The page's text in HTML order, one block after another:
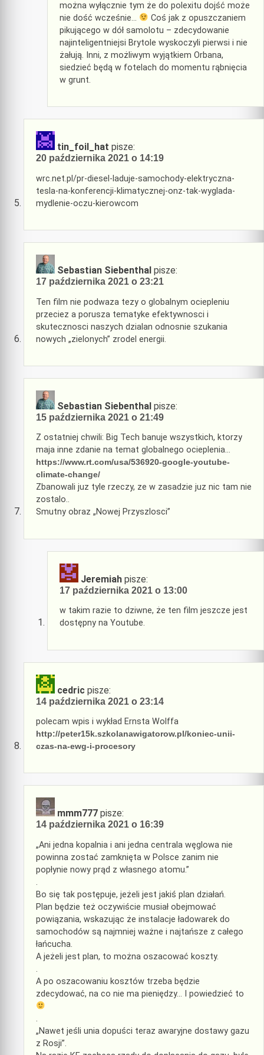
można wyłącznie tym że do polexitu dojść może
nie dość wcześnie…
Coś jak z opuszczaniem
pikującego w dół samolotu – zdecydowanie
najinteligentniejsi Brytole wyskoczyli pierwsi i nie
żałują. Inni, z możliwym wyjątkiem Orbana,
siedzieć będą w fotelach do momentu rąbnięcia
w grunt.
tin_foil_hat pisze:
20 października 2021 o 14:19
wrc.net.pl/pr-diesel-laduje-samochody-elektryczna-
tesla-na-konferencji-klimatycznej-onz-tak-wyglada-
mydlenie-oczu-kierowcom
Sebastian Siebenthal pisze:
17 października 2021 o 23:21
Ten film nie podwaza tezy o globalnym ociepleniu
przeciez a porusza tematyke efektywnosci i
skutecznosci naszych dzialan odnosnie szukania
nowych „zielonych” zrodel energii.
Sebastian Siebenthal pisze:
15 października 2021 o 21:49
Z ostatniej chwili: Big Tech banuje wszystkich, ktorzy
maja inne zdanie na temat globalnego ocieplenia…
https://www.rt.com/usa/536920-google-youtube-
climate-change/
Zbanowali juz tyle rzeczy, ze w zasadzie juz nic tam nie
zostalo..
Smutny obraz „Nowej Przyszlosci”
Jeremiah pisze:
17 października 2021 o 13:00
w takim razie to dziwne, że ten film jeszcze jest
dostępny na Youtube.
cedric pisze:
14 października 2021 o 23:14
polecam wpis i wykład Ernsta Wolffa
http://peter15k.szkolanawigatorow.pl/koniec-unii-
czas-na-ewg-i-procesory
mmm777 pisze:
14 października 2021 o 16:39
„Ani jedna kopalnia i ani jedna centrala węglowa nie
powinna zostać zamknięta w Polsce zanim nie
popłynie nowy prąd z własnego atomu.”
.
Bo się tak postępuje, jeżeli jest jakiś plan działań.
Plan będzie też oczywiście musiał obejmować
powiązania, wskazując że instalacje ładowarek do
samochodów są najmniej ważne i najtańsze z całego
łańcucha.
A jeżeli jest plan, to można oszacować koszty.
.
A po oszacowaniu kosztów trzeba będzie
zdecydować, na co nie ma pieniędzy… I powiedzieć to
.
„Nawet jeśli unia dopuści teraz awaryjne dostawy gazu
z Rosji”.